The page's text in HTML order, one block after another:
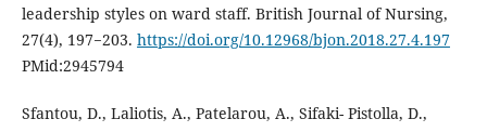
leadership styles on ward staff. British Journal of Nursing,
27(4), 197−203. https://doi.org/10.12968/bjon.2018.27.4.197
PMid:2945794
Sfantou, D., Laliotis, A., Patelarou, A., Sifaki- Pistolla, D.,